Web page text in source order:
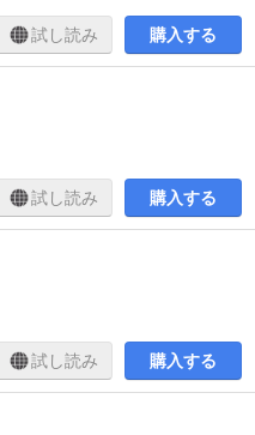
試し読み 購入する
試し読み 購入する
試し読み 購入する